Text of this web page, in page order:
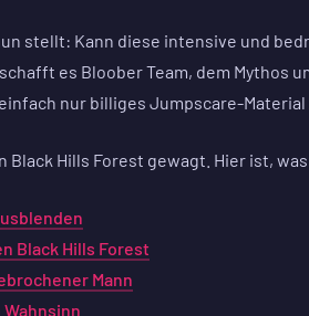
stellt: Kann diese intensive und
es Bloober Team, dem Mythos
nur billiges Jumpscare-Material
Black Hills Forest gewagt. Hier ist,
Black Hills Forest
Mann